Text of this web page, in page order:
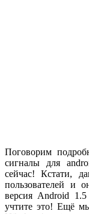
Поговорим
сигналы для
сейчас! Кстати,
пользователей и
версия Android
учтите это! Ещё